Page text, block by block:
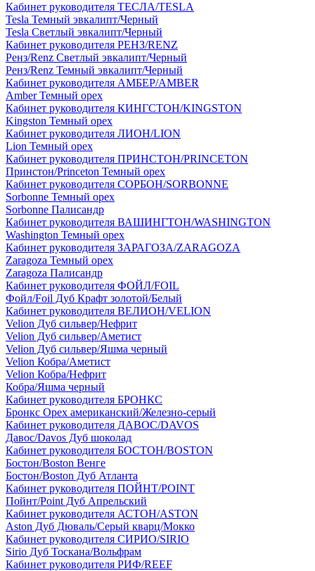
Кабинет руководителя ТЕСЛА/TESLA
Tesla Темный эвкалипт/Черный
Tesla Светлый эвкалипт/Черный
Кабинет руководителя РЕНЗ/RENZ
Ренз/Renz Светлый эвкалипт/Черный
Ренз/Renz Темный эвкалипт/Черный
Кабинет руководителя АМБЕР/AMBER
Amber Темный орех
Кабинет руководителя КИНГСТОН/KINGSTON
Kingston Темный орех
Кабинет руководителя ЛИОН/LION
Lion Темный орех
Кабинет руководителя ПРИНСТОН/PRINCETON
Принстон/Princeton Темный орех
Кабинет руководителя СОРБОН/SORBONNE
Sorbonne Темный орех
Sorbonne Палисандр
Кабинет руководителя ВАШИНГТОН/WASHINGTON
Washington Темный орех
Кабинет руководителя ЗАРАГОЗА/ZARAGOZA
Zaragoza Темный орех
Zaragoza Палисандр
Кабинет руководителя ФОЙЛ/FOIL
Фойл/Foil Дуб Крафт золотой/Белый
Кабинет руководителя ВЕЛИОН/VELION
Velion Дуб сильвер/Нефрит
Velion Дуб сильвер/Аметист
Velion Дуб сильвер/Яшма черный
Velion Кобра/Аметист
Velion Кобра/Нефрит
Кобра/Яшма черный
Кабинет руководителя БРОНКС
Бронкс Орех американский/Железно-серый
Кабинет руководителя ДАВОС/DAVOS
Давос/Davos Дуб шоколад
Кабинет руководителя БОСТОН/BOSTON
Бостон/Boston Венге
Бостон/Boston Дуб Атланта
Кабинет руководителя ПОЙНТ/POINT
Пойнт/Point Дуб Апрельский
Кабинет руководителя АСТОН/ASTON
Aston Дуб Дюваль/Серый кварц/Мокко
Кабинет руководителя СИРИО/SIRIO
Sirio Дуб Тоскана/Вольфрам
Кабинет руководителя РИФ/REEF